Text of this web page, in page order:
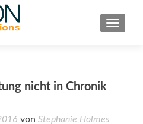
nicht in Chronik
von Stephanie Holmes